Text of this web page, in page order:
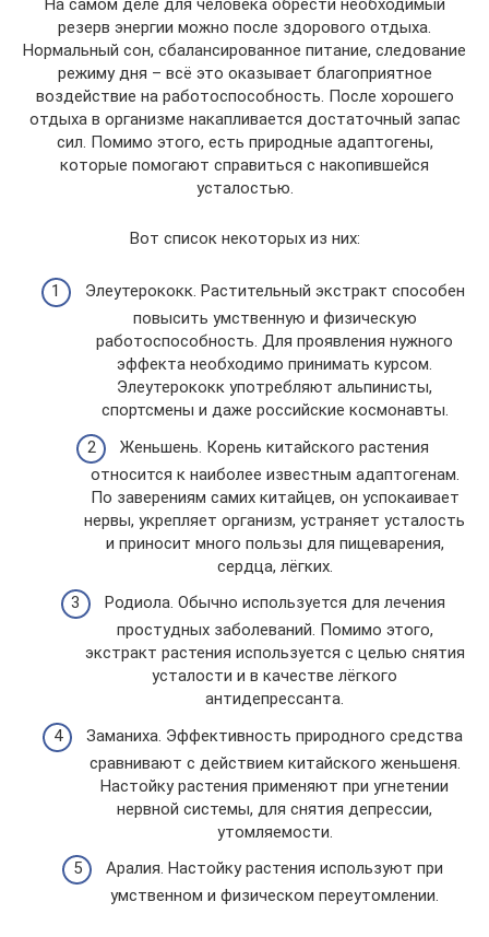
резерв энергии можно после здорового отдыха.
Нормальный сон, сбалансированное питание, следование
режиму дня – всё это оказывает благоприятное
воздействие на работоспособность. После хорошего
отдыха в организме накапливается достаточный запас
сил. Помимо этого, есть природные адаптогены,
которые помогают справиться с накопившейся
усталостью.
Вот список некоторых из них:
Элеутерококк. Растительный экстракт способен
повысить умственную и физическую
работоспособность. Для проявления нужного
эффекта необходимо принимать курсом.
Элеутерококк употребляют альпинисты,
спортсмены и даже российские космонавты.
Женьшень. Корень китайского растения
относится к наиболее известным адаптогенам.
По заверениям самих китайцев, он успокаивает
нервы, укрепляет организм, устраняет усталость
и приносит много пользы для пищеварения,
сердца, лёгких.
Родиола. Обычно используется для лечения
простудных заболеваний. Помимо этого,
экстракт растения используется с целью снятия
усталости и в качестве лёгкого
антидепрессанта.
Заманиха. Эффективность природного средства
сравнивают с действием китайского женьшеня.
Настойку растения применяют при угнетении
нервной системы, для снятия депрессии,
утомляемости.
Аралия. Настойку растения используют при
умственном и физическом переутомлении.